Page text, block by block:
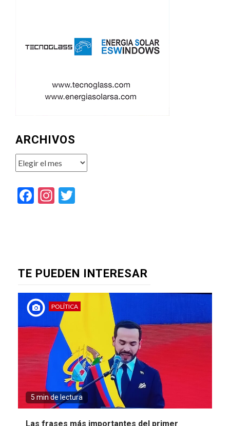
ARCHIVOS
Archivos
Facebook
Instagram
TE PUEDEN INTERESAR
POLÍTICA
5 min de lectura
Las frases más importantes del primer